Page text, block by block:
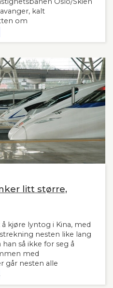
kalt
om
har man savnet et
siden tidligere,
være interessant
i
litt større,
kjøre lyntog i Kina, med
nesten like lang
så ikke for seg å
med
går nesten alle
Østlandet.
behovene for raske,